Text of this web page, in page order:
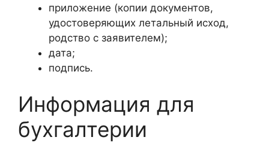
приложение (копии документов,
удостоверяющих летальный исход,
родство с заявителем);
дата;
подпись.
Информация для
бухгалтерии